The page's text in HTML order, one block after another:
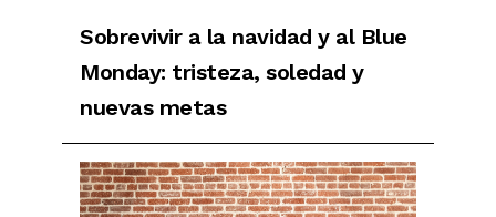
Sobrevivir a la navidad y al Blue
Monday: tristeza, soledad y
nuevas metas